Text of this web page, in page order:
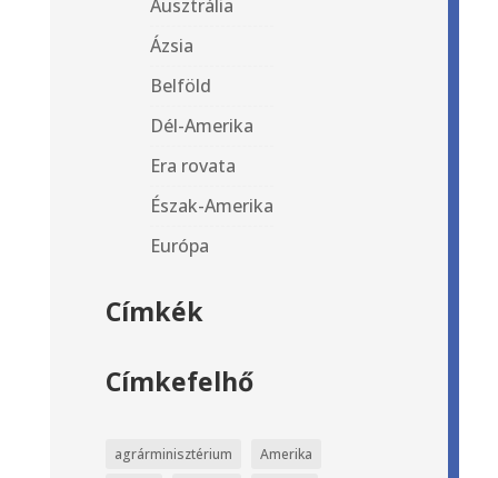
Ausztrália
Ázsia
Belföld
Dél-Amerika
Era rovata
Észak-Amerika
Európa
Címkék
Címkefelhő
agrárminisztérium
Amerika